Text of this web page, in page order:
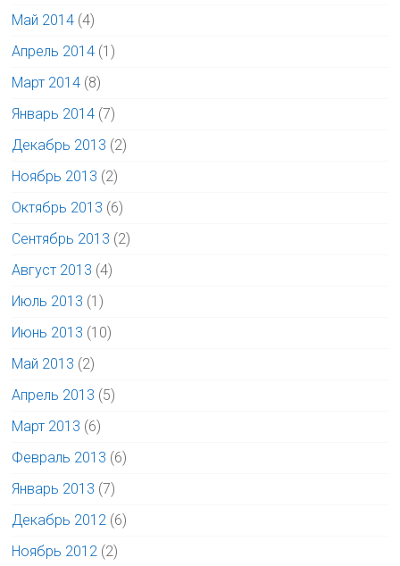
Май 2014 (4)
Апрель 2014 (1)
Март 2014 (8)
Январь 2014 (7)
Декабрь 2013 (2)
Ноябрь 2013 (2)
Октябрь 2013 (6)
Сентябрь 2013 (2)
Август 2013 (4)
Июль 2013 (1)
Июнь 2013 (10)
Май 2013 (2)
Апрель 2013 (5)
Март 2013 (6)
Февраль 2013 (6)
Январь 2013 (7)
Декабрь 2012 (6)
Ноябрь 2012 (2)